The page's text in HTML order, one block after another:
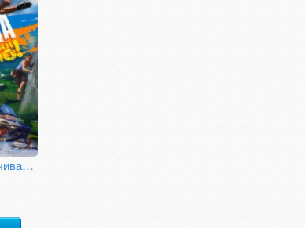
Україна. Відпочивай активно!